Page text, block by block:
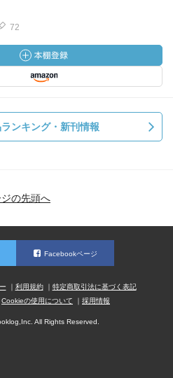
72
ンキング・新刊情報
の先頭へ
Facebookページ
利用規約
特定商取引法に基づく表記
Cookieの使用について 採用情報
All Rights Reserved.